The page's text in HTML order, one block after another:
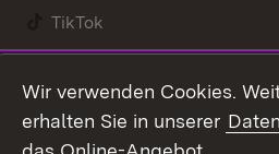
TikTok
Wir verwenden Cookies.
erhalten Sie in unserer